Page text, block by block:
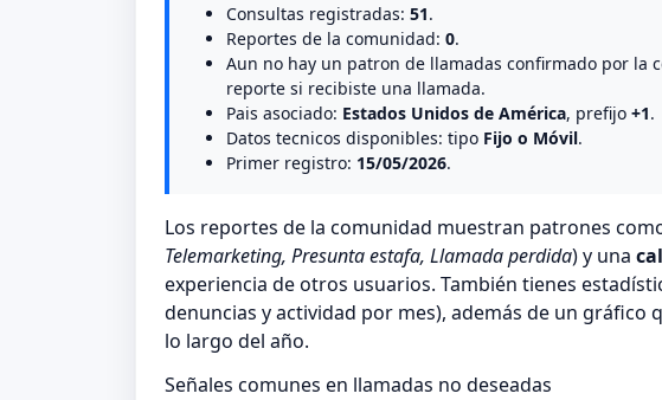
Consultas registradas: 51.
Reportes de la comunidad: 0.
Aun no hay un patron de llamadas confirmado por la
reporte si recibiste una llamada.
Pais asociado: Estados Unidos de América, prefijo +1.
Datos tecnicos disponibles: tipo Fijo o Móvil.
Primer registro: 15/05/2026.
Los reportes de la comunidad muestran patrones
Telemarketing, Presunta estafa, Llamada perdida) y una
experiencia de otros usuarios. También tienes
denuncias y actividad por mes), además de un gráfico
lo largo del año.
Señales comunes en llamadas no deseadas